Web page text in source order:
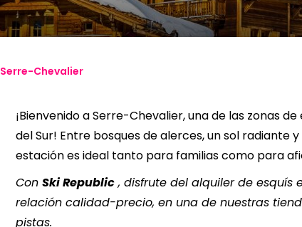
6
27
Serre-Chevalier
¡Bienvenido a Serre-Chevalier, una de las zonas
del Sur! Entre bosques de alerces, un sol radiante
estación es ideal tanto para familias como para
Con Ski Republic, disfrute del alquiler de esquís
relación calidad-precio, en una de nuestras
pistas.